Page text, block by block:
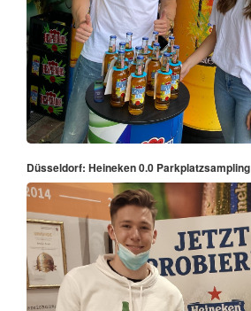
Düsseldorf: Heineken 0.0 Parkplatzsampling